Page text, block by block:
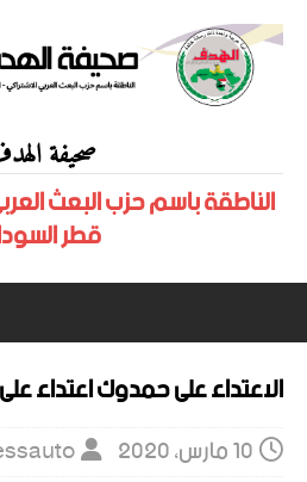
صحيفة
الناطقة باسم حزب البعث
قطر
الاعتداء على حمدوك اعتداء
10 مارس، 2020